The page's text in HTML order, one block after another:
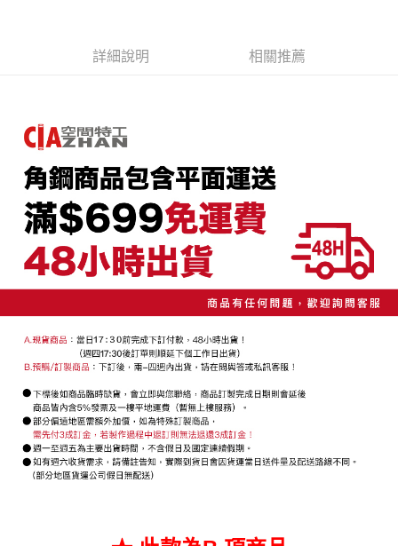
1.分期款項不併入電信帳單，「大哥付你分期」於每月結算日後寄送繳費提
【注意事項】
1.本服務係由「台灣大哥大股份有限公司」（以下簡稱本公司）所提供，讓
用戶於交易時，得透過本服務購買商品或服務，並由商店將買賣／分期付款
買賣價金債權讓與本公司後，依約使用本公司帳單繳交帳款。
2.基於同意付款使用「大哥付你分期」之契約關係目的，商店將以您的個人
資料（包含姓名、電話或地址）提供予台灣大哥大進項蒐集、處理及利用，
由本公司與您本人進行分期帳單所需資料之確認、核對及更正。
3.完整用戶服務條款，請詳閱以下連結：https://oppay.tw/userRule
【「AFTEE先享後付」結帳流程】
３．收到繳費通知簡訊後14天內，點擊此簡訊中的連結，可透過四大超商／
ATM／網路銀行／等多元方式進行付款，方視為交易完成。
購買商品的店家。未經商家同意取消之訂單仍視為有效，需透過AFTEE先享
後付繳納相關費用。
※ 交易是否成功請以「AFTEE先享後付 」之結帳頁面顯示為準，若有關於
是否繳費成功／繳費後需取消欲退款等相關疑問，請聯繫「AFTEE先享後付
https://netprotections.freshdesk.com/support/home
【注意事項】
１．透過由恩沛科技股份有限公司提供之「AFTEE先享後付」服務完成之交
易，需依本服務之必要範圍內提供個人資料，並將交易相關給付款項請求債
２．關於個人資料處理事宜，請瀏覽以下網址：
https://aftee.tw/terms/#terms3
３．未成年的使用者請事先徵得法定代理人或監護人之同意方可使用
任。
４．使用「AFTEE先享後付」時，將依據個別帳號之用戶狀況，依本公司即
時審查核予不同之上限額度；若仍有額度不足之情形，本公司將視審查結果
請求用戶進行身份認證。
５．嚴禁一人註冊多個帳號或使用他人資訊註冊。若發現惡意使用之情形，
恩沛科技股份有限公司將有權停止該用戶之使用額度並採取法律行動。
詳細說明 相關推薦